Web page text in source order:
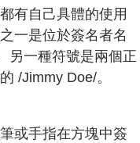
有自己具體的使用
一是位於簽名者名
另一種符號是兩個正
/Jimmy Doe/。
或手指在方塊中簽